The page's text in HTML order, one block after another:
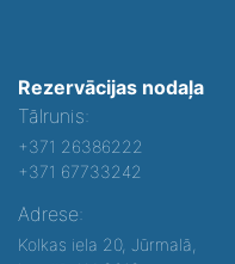
Rezervācijas nodaļa
Tālrunis:
+371 26386222
+371 67733242
Adrese:
Kolkas iela 20, Jūrmalā,